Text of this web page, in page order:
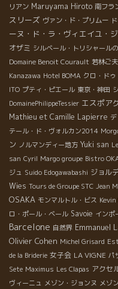
リアン Maruyama Hiroto 南フラ
スリーズ ヴァン・ド・プリムー
ーヌ・ド・ラ・ヴィエイユ・
オザミ シルベール・トリシャール
Domaine Benoit Courault 若林ご
Kanazawa Hotel BOMA クロ・ド
ITO プティ・ピエール 東京・神田
DomainePhilippeTessier エスポア
Mathieu et Camille Lapierre
テール・ド・ヴォルカン2014
ン ノルマンディー地方 Yuki san
san Cyril Margo groupe Bistro
ジュ Suido Edogawabashi ジョル
Wies Tours de Groupe STC Jean
OSAKA モンマルトル・ビス
ロ・ポール・ベール Savoie インポ
Barcelone 自然界 Emmanuel
Olivier Cohen Michel Grisard
de la Briderie 女子会 LA VIGNE パ
Sete Maximus Les Clapas アクセ
ヴィーニュ メゾン・ジョンヌ メゾ